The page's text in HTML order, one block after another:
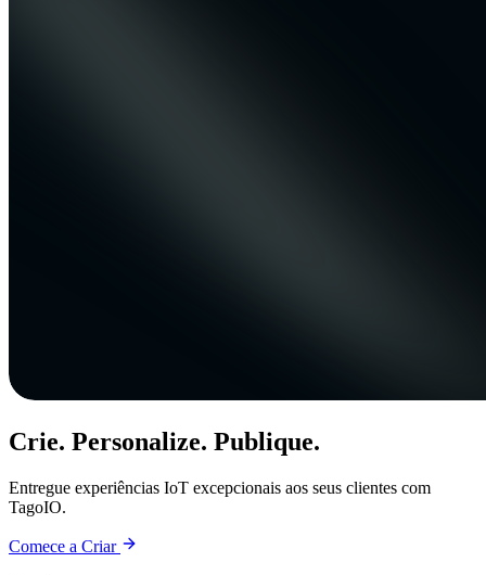
Crie. Personalize. Publique.
Entregue experiências IoT excepcionais aos seus clientes com
TagoIO.
Comece a Criar